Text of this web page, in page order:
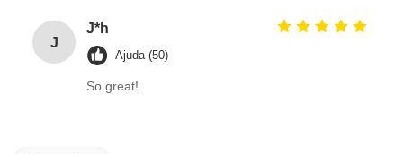
J
J*h
Ajuda (50)
So great!